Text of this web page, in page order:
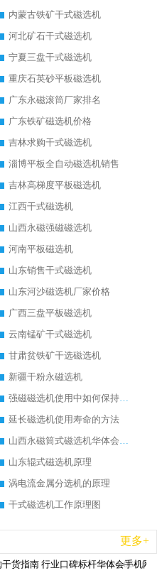
内蒙古铁矿干式磁选机
河北矿石干式磁选机
宁夏三盘干式磁选机
重庆石英砂平板磁选机
广东永磁滚筒厂家排名
广东铁矿磁选机价格
吉林求购干式磁选机
淄博平板全自动磁选机销售
吉林高梯度平板磁选机
江西干式磁选机
山西永磁强磁磁选机
河南平板磁选机
山东销售干式磁选机
山东河沙磁选机厂家价格
广西三盘平板磁选机
云南锰矿干式磁选机
甘肃贫铁矿干选磁选机
新疆干粉永磁选机
强磁磁选机使用中如何保持其顺畅运行
延长磁选机使用寿命的方法
山西永磁筒式磁选机华体会手机网页版-华体会(中国)
山东辊式磁选机原理
涡电流金属分选机的原理
干式磁选机工作原理图
更多+
2026-06-26
货指南 行业口碑标杆华体会手机网